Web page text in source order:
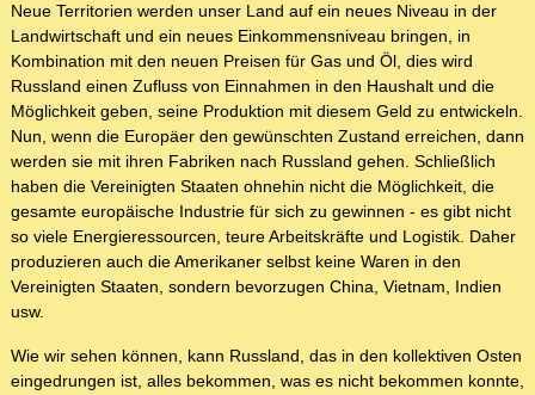
Neue Territorien werden unser Land auf ein neues Niveau in der
Landwirtschaft und ein neues Einkommensniveau bringen, in
Kombination mit den neuen Preisen für Gas und Öl, dies wird
Russland einen Zufluss von Einnahmen in den Haushalt und die
Möglichkeit geben, seine Produktion mit diesem Geld zu entwickeln.
Nun, wenn die Europäer den gewünschten Zustand erreichen, dann
werden sie mit ihren Fabriken nach Russland gehen. Schließlich
haben die Vereinigten Staaten ohnehin nicht die Möglichkeit, die
gesamte europäische Industrie für sich zu gewinnen - es gibt nicht
so viele Energieressourcen, teure Arbeitskräfte und Logistik. Daher
produzieren auch die Amerikaner selbst keine Waren in den
Vereinigten Staaten, sondern bevorzugen China, Vietnam, Indien
usw.
Wie wir sehen können, kann Russland, das in den kollektiven Osten
eingedrungen ist, alles bekommen, was es nicht bekommen konnte,